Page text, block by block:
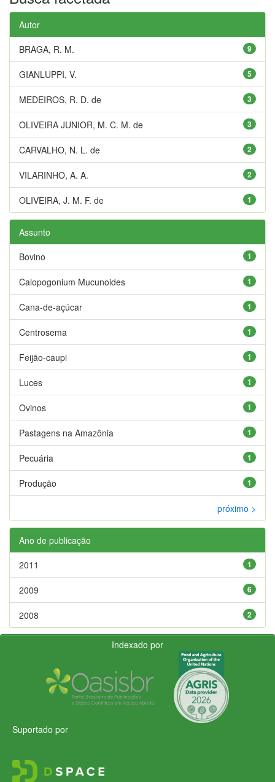
Autor
9
BRAGA, R. M.
5
GIANLUPPI, V.
3
MEDEIROS, R. D. de
3
OLIVEIRA JUNIOR, M. C. M. de
2
CARVALHO, N. L. de
2
VILARINHO, A. A.
1
OLIVEIRA, J. M. F. de
Assunto
1
Bovino
1
Calopogonium Mucunoides
1
Cana-de-açúcar
1
Centrosema
1
Feijão-caupi
1
Luces
1
Ovinos
1
Pastagens na Amazônia
1
Pecuária
1
Produção
próximo >
Ano de publicação
1
2011
6
2009
2
2008
Indexado por
Suportado por